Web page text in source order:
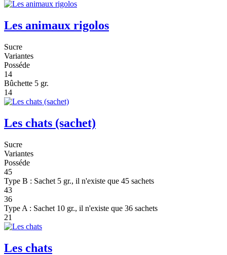
Les animaux rigolos
Sucre
Variantes
Posséde
14
Bûchette 5 gr.
14
Les chats (sachet)
Sucre
Variantes
Posséde
45
Type B : Sachet 5 gr., il n'existe que 45 sachets
43
36
Type A : Sachet 10 gr., il n'existe que 36 sachets
21
Les chats